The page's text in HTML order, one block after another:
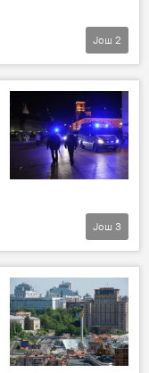
Још 2
Још 3